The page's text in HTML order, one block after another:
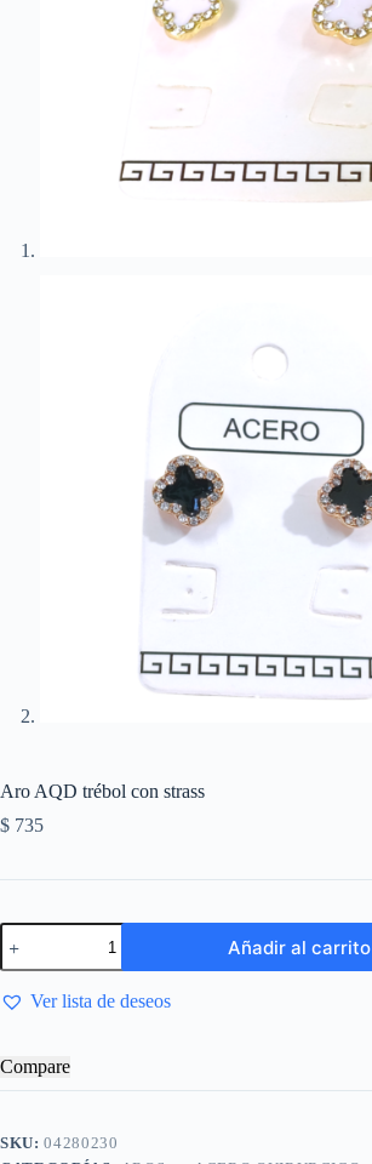
Aro AQD trébol con strass
$ 735
Añadir al carrito
Ver lista de deseos
Compare
SKU:04280230